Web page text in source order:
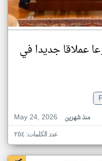
عملاقا جديدا في
May 24, 2026
منذ شهرين
عدد الكلمات: ٢٥٤